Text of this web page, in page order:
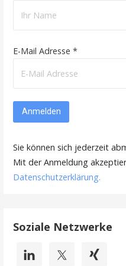
E-Mail Adresse *
Sie können sich jederzeit
Mit der Anmeldung
Datenschutzerklärung.
Soziale Netzwerke